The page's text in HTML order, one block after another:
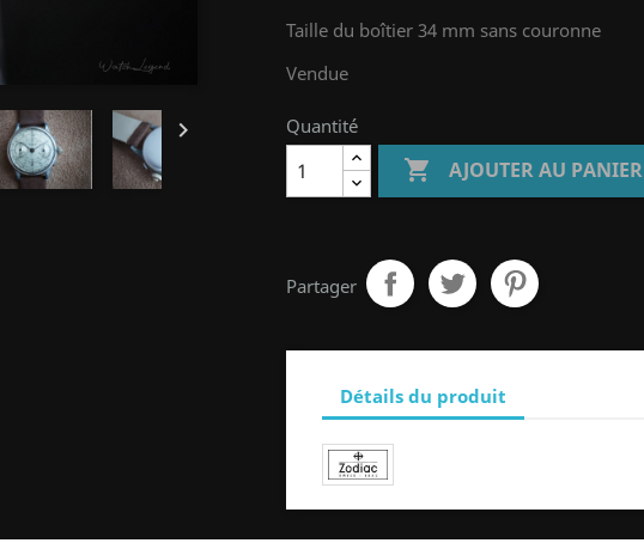

Taille du boîtier 34 mm sans couronne
Vendue
Quantité
 AJOUTER AU PANIER
Partager
Détails du produit